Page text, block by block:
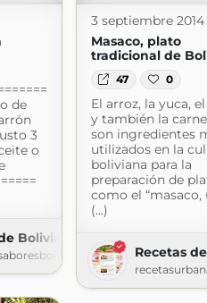
de
3
o
Bolivia » Receta
3 septiembre 2014
Masaco, plato
tradicional de
47 0
El arroz, la yuca,
y también la
son ingredientes
utilizados en la
boliviana para la
preparación de
como el “masaco,
(...)
Recetas